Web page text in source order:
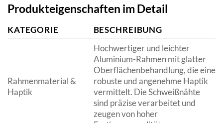
Produkteigenschaften im Detail
KATEGORIE BESCHREIBUNG
Rahmenmaterial &
Haptik
Hochwertiger und leichter
Aluminium-Rahmen mit glatter
Oberflächenbehandlung, die eine
robuste und angenehme Haptik
vermittelt. Die Schweißnähte
sind präzise verarbeitet und
zeugen von hoher